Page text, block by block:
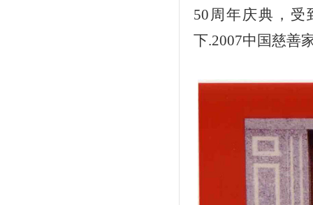
50 周年庆典，受
下.2007中国慈善